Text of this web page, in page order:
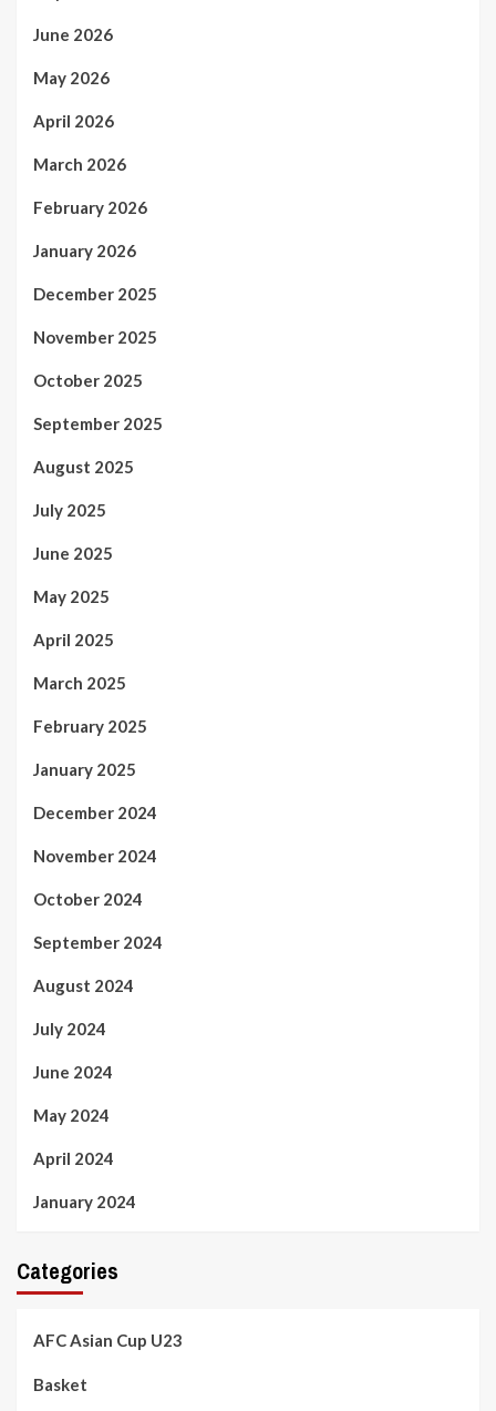
June 2026
May 2026
April 2026
March 2026
February 2026
January 2026
December 2025
November 2025
October 2025
September 2025
August 2025
July 2025
June 2025
May 2025
April 2025
March 2025
February 2025
January 2025
December 2024
November 2024
October 2024
September 2024
August 2024
July 2024
June 2024
May 2024
April 2024
January 2024
Categories
AFC Asian Cup U23
Basket